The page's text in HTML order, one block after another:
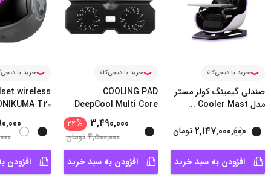
خرید با دیجی‌کالا
صندلی گیمینگ کولر مستر
مدل Cooler Mast
...
2,147,000,000 تومان
افزودن به سبد خرید
خرید با دیجی‌کالا
COOLING PAD
DeepCool Multi Core
3,490,000
%
22
4,500,000تومان
افزودن به سبد خرید
خرید با
wireless
T20
افزودن